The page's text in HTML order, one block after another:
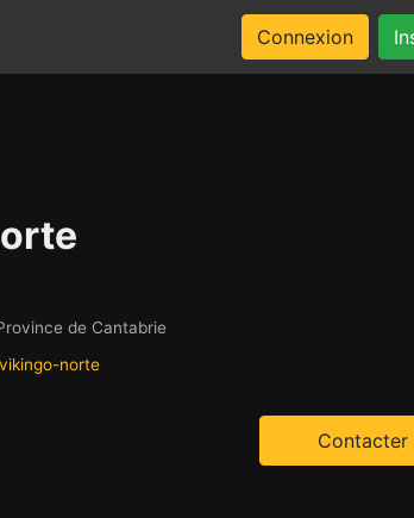
Connexion
de Cantabrie
norte
Contacter